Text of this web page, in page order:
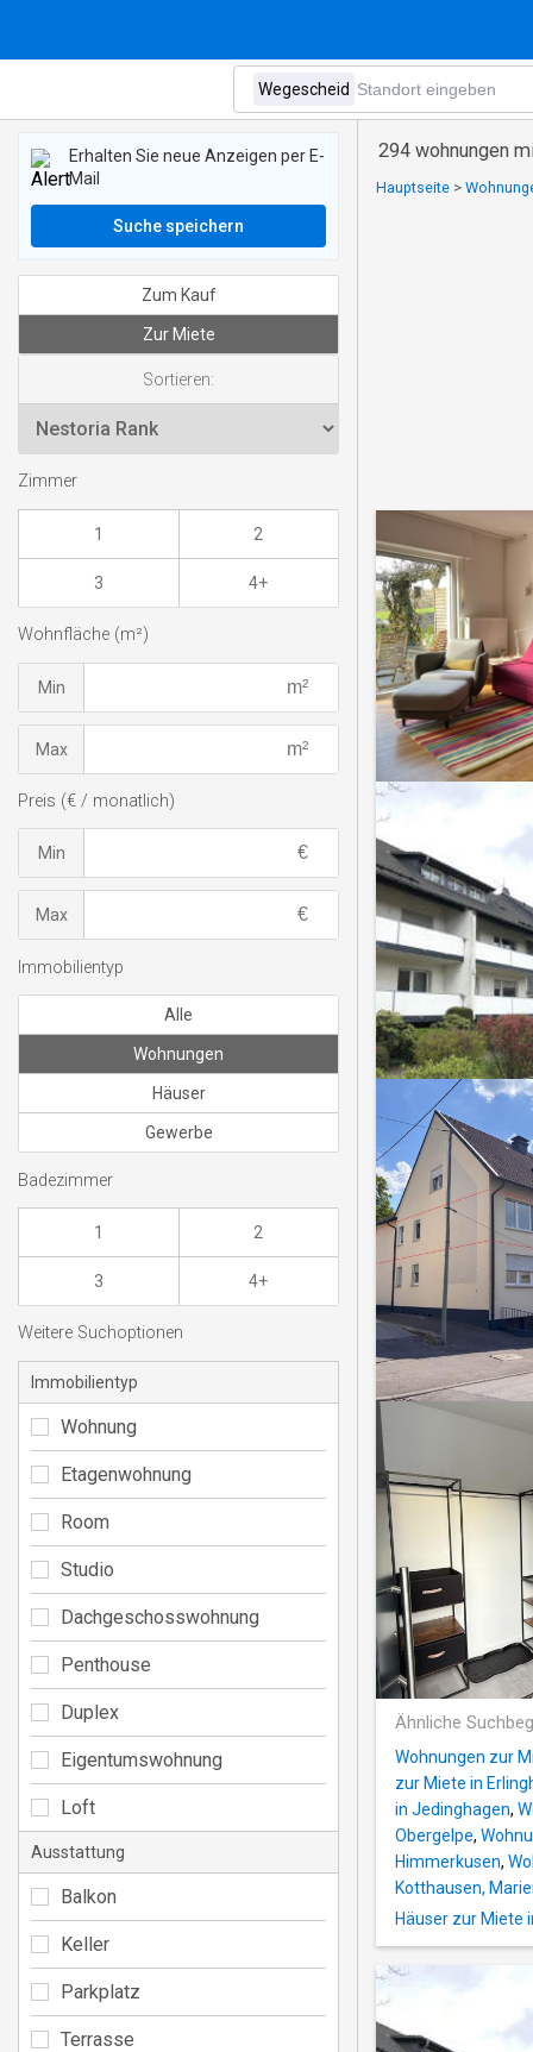
294 wohnungen
Hauptseite >
Ähnliche
Wohnungen zur
zur Miete in
in Jedinghagen,
Obergelpe,
Himmerkusen,
Kotthausen,
Häuser zur Miete
Erhalten Sie neue Anzeigen per E-
Mail
Suche speichern
Zum Kauf
Zur Miete
Sortieren:
Zimmer
1 2
3 4+
Wohnfläche (m²)
Min
Max
Preis (€ / monatlich)
Min
Max
Immobilientyp
Alle
Wohnungen
Häuser
Gewerbe
Badezimmer
1 2
3 4+
Weitere Suchoptionen
Immobilientyp
Wohnung
Etagenwohnung
Room
Studio
Dachgeschosswohnung
Penthouse
Duplex
Eigentumswohnung
Loft
Ausstattung
Balkon
Keller
Parkplatz
Terrasse